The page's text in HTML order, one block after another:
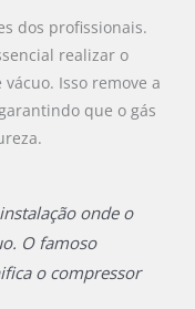
dos profissionais.
realizar o
Isso remove a
que o gás
onde o
O famoso
o compressor